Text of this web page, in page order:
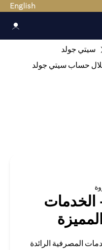
English
سيتي جولد
المصرفية الرائدة